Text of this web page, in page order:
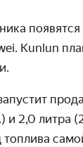
Kunlun
и 2,0 литра
топлива